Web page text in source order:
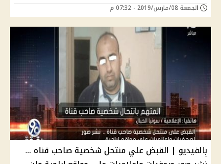
الجمعة 08/مارس/2019 - 07:32 م
بالفيديو | القبض علي منتحل شخصية صاحب قناه ...